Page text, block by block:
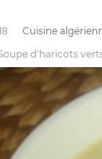
Cuisine
d'haricots